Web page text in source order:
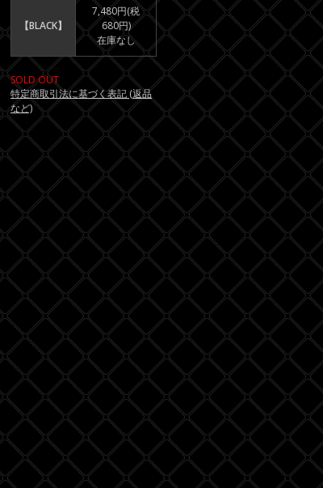
【BLACK】
7,480円(税
680円)
在庫なし
SOLD OUT
特定商取引法に基づく表記 (返品
など)